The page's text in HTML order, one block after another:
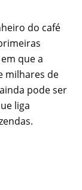
do café
que a
milhares de
pode ser
liga